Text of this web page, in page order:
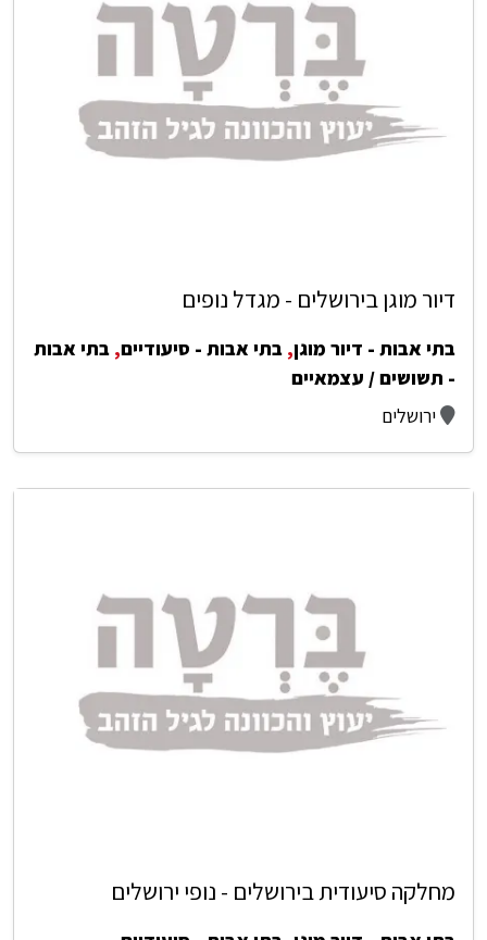
דיור מוגן בירושלים - מגדל נופים
בתי אבות - דיור מוגן, בתי אבות - סיעודיים, בתי אבות
- תשושים / עצמאיים
ירושלים
מחלקה סיעודית בירושלים - נופי ירושלים